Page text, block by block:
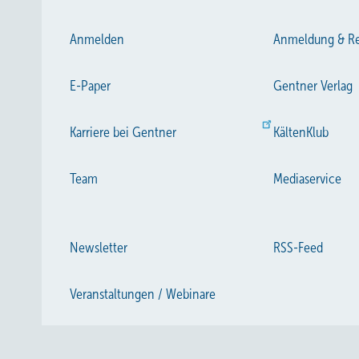
Anmelden Anmeldung &
E-Paper Gentner Verlag
Karriere bei Gentner KältenKlub
Team Mediaservice
Newsletter RSS-Feed
Veranstaltungen / Webinare